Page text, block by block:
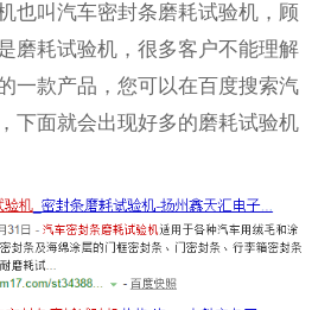
也叫汽车密封条磨耗试验机，顾
磨耗试验机，很多客户不能理解
一款产品，您可以在百度搜索汽
下面就会出现好多的磨耗试验机